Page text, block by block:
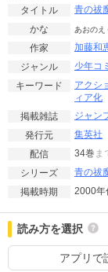
タイトル
青の祓
かな
あおのえ
作家 加藤和
ジャンル 少年コ
キーワード
アクシ
ィア化
掲載雑誌
ジャン
発行元
集英社
配信
34巻 ま
シリーズ
青の祓
掲載時期
2000年
読み方を選択
アプリで